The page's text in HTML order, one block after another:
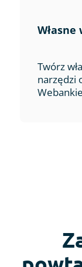
Twórz
narzędzi